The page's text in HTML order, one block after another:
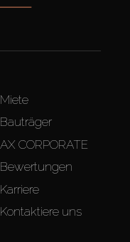
Miete
Bauträger
AX CORPORATE
Bewertungen
Karriere
Kontaktiere uns